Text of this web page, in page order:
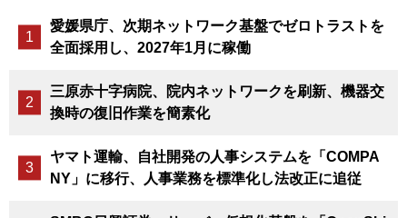
愛媛県庁、次期ネットワーク基盤でゼロトラストを
全面採用し、2027年1月に稼働
三原赤十字病院、院内ネットワークを刷新、機器交
換時の復旧作業を簡素化
ヤマト運輸、自社開発の人事システムを「COMPA
NY」に移行、人事業務を標準化し法改正に追従